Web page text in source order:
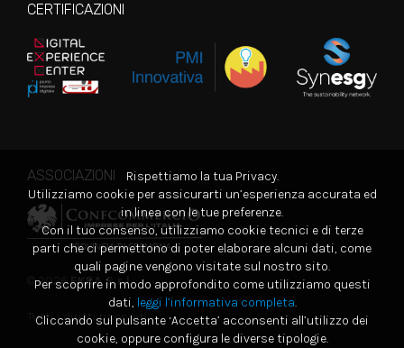
CERTIFICAZIONI
ASSOCIAZIONI
© 2026EKRA S.r.l.
Tutti i diritti riservati
Rispettiamo la tua Privacy.
Utilizziamo cookie per assicurarti un’esperienza accurata ed
in linea con le tue preferenze.
Con il tuo consenso, utilizziamo cookie tecnici e di terze
parti che ci permettono di poter elaborare alcuni dati, come
quali pagine vengono visitate sul nostro sito.
Per scoprire in modo approfondito come utilizziamo questi
dati, leggi l’informativa completa.
Cliccando sul pulsante ‘Accetta’ acconsenti all’utilizzo dei
cookie, oppure configura le diverse tipologie.